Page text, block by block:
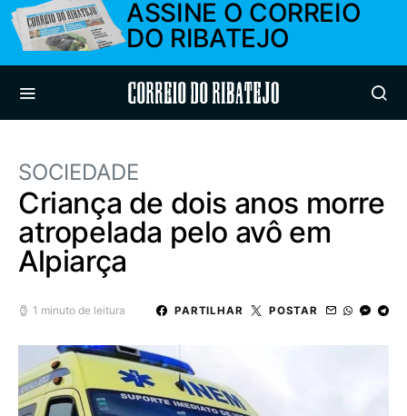
ASSINE O CORREIO
DO RIBATEJO
Correio do Ribatejo
SOCIEDADE
Criança de dois anos morre
atropelada pelo avô em
Alpiarça
1 minuto de leitura PARTILHAR POSTAR